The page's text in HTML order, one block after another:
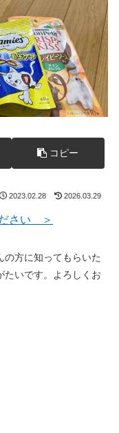
コピー
2023.02.28 2026.03.29
さい ＞
方に知ってもらいた
たいです。よろしくお